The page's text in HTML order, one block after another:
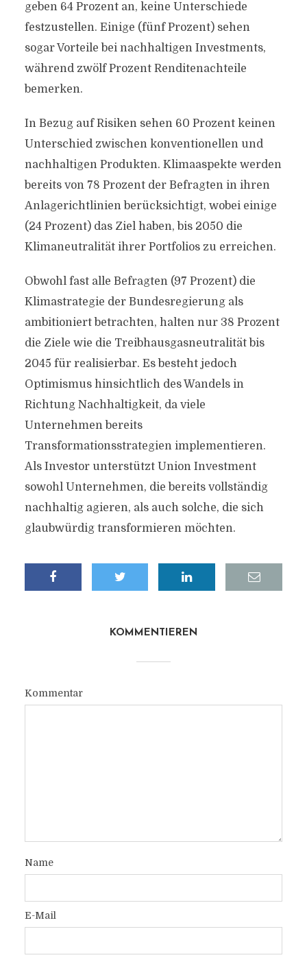
geben 64 Prozent an, keine Unterschiede
festzustellen. Einige (fünf Prozent) sehen
sogar Vorteile bei nachhaltigen Investments,
während zwölf Prozent Renditenachteile
bemerken.
In Bezug auf Risiken sehen 60 Prozent keinen
Unterschied zwischen konventionellen und
nachhaltigen Produkten. Klimaaspekte werden
bereits von 78 Prozent der Befragten in ihren
Anlagerichtlinien berücksichtigt, wobei einige
(24 Prozent) das Ziel haben, bis 2050 die
Klimaneutralität ihrer Portfolios zu erreichen.
Obwohl fast alle Befragten (97 Prozent) die
Klimastrategie der Bundesregierung als
ambitioniert betrachten, halten nur 38 Prozent
die Ziele wie die Treibhausgasneutralität bis
2045 für realisierbar. Es besteht jedoch
Optimismus hinsichtlich des Wandels in
Richtung Nachhaltigkeit, da viele
Unternehmen bereits
Transformationsstrategien implementieren.
Als Investor unterstützt Union Investment
sowohl Unternehmen, die bereits vollständig
nachhaltig agieren, als auch solche, die sich
glaubwürdig transformieren möchten.
KOMMENTIEREN
Kommentar
Name
E-Mail